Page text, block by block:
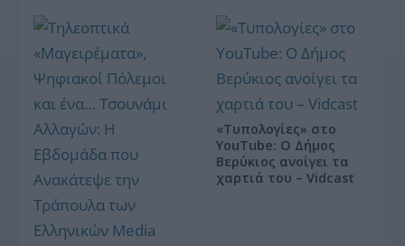
«Τυπολογίες» στο
YouTube: Ο Δήμος
Βερύκιος ανοίγει τα
χαρτιά του – Vidcast